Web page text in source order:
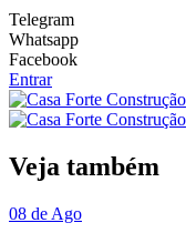
Telegram
Whatsapp
Facebook
Entrar
Veja também
08 de Ago